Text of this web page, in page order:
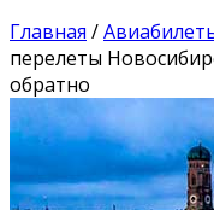
Главная /
перелеты
обратно